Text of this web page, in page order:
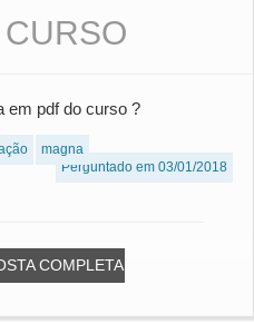
em pdf do curso ?
magna
Perguntado em 03/01/2018
COMPLETA